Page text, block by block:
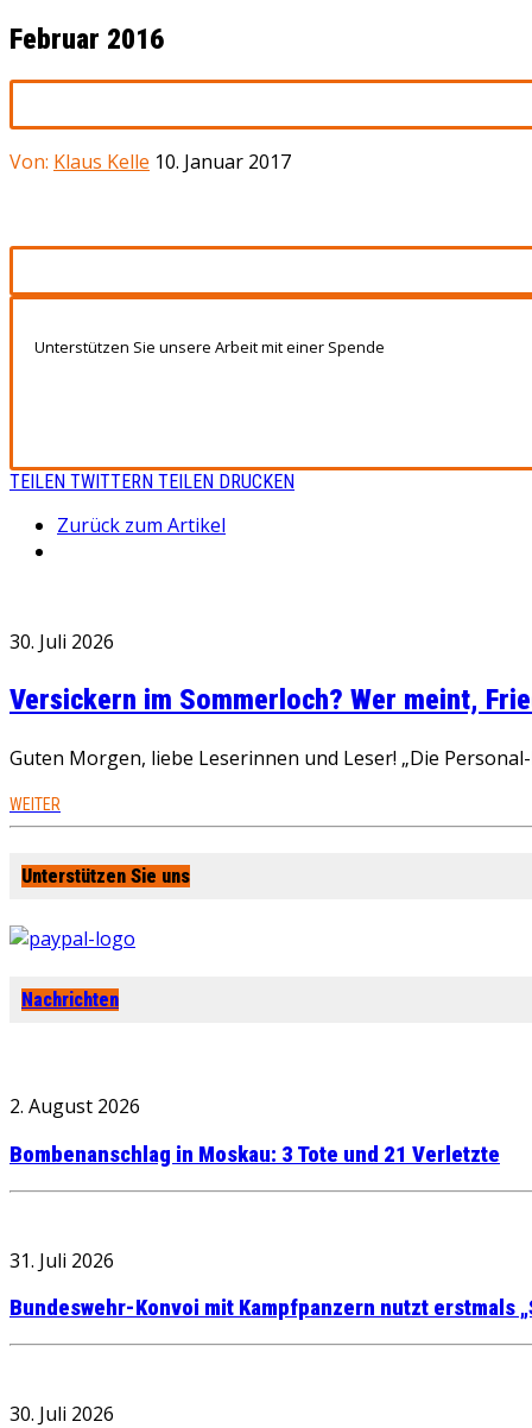
Februar 2016
Von: Klaus Kelle 10. Januar 2017
Unterstützen Sie unsere Arbeit mit einer Spende
TEILEN TWITTERN TEILEN DRUCKEN
Zurück zum Artikel
30. Juli 2026
Versickern im Sommerloch? Wer meint,
Guten Morgen, liebe Leserinnen und Leser! „Die
WEITER
Unterstützen Sie uns
Nachrichten
2. August 2026
Bombenanschlag in Moskau: 3 Tote und 21 Verletzte
31. Juli 2026
Bundeswehr-Konvoi mit Kampfpanzern nutzt erstmals
30. Juli 2026